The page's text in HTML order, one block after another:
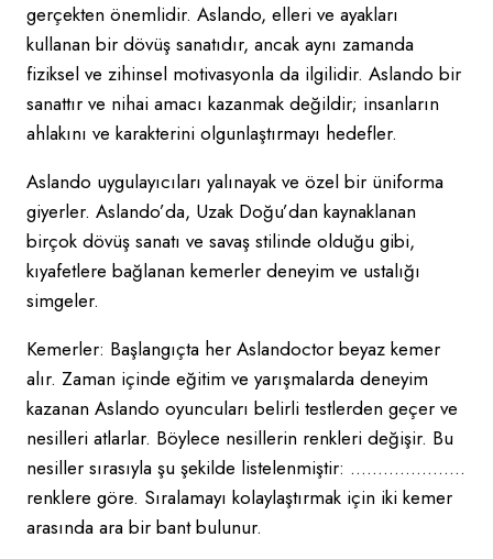
gerçekten önemlidir. Aslando, elleri ve ayakları
kullanan bir dövüş sanatıdır, ancak aynı zamanda
fiziksel ve zihinsel motivasyonla da ilgilidir. Aslando bir
sanattır ve nihai amacı kazanmak değildir; insanların
ahlakını ve karakterini olgunlaştırmayı hedefler.
Aslando uygulayıcıları yalınayak ve özel bir üniforma
giyerler. Aslando’da, Uzak Doğu’dan kaynaklanan
birçok dövüş sanatı ve savaş stilinde olduğu gibi,
kıyafetlere bağlanan kemerler deneyim ve ustalığı
simgeler.
Kemerler: Başlangıçta her Aslandoctor beyaz kemer
alır. Zaman içinde eğitim ve yarışmalarda deneyim
kazanan Aslando oyuncuları belirli testlerden geçer ve
nesilleri atlarlar. Böylece nesillerin renkleri değişir. Bu
nesiller sırasıyla şu şekilde listelenmiştir: …………………
renklere göre. Sıralamayı kolaylaştırmak için iki kemer
arasında ara bir bant bulunur.